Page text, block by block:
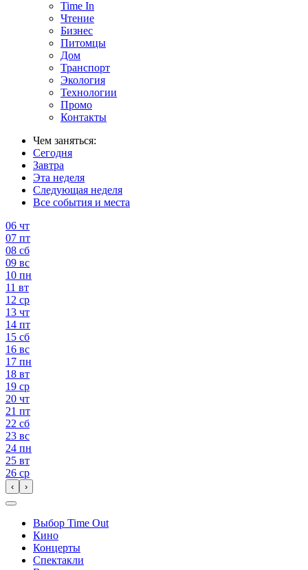
Time In
Чтение
Бизнес
Питомцы
Дом
Транспорт
Экология
Технологии
Промо
Контакты
Чем заняться:
Сегодня
Завтра
Эта неделя
Следующая неделя
Все события и места
06 чт
07 пт
08 сб
09 вс
10 пн
11 вт
12 ср
13 чт
14 пт
15 сб
16 вс
17 пн
18 вт
19 ср
20 чт
21 пт
22 сб
23 вс
24 пн
25 вт
26 ср
‹ ›
Выбор Time Out
Кино
Концерты
Спектакли